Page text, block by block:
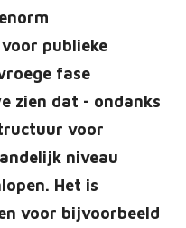
publieke
fase
zien dat - ondanks
voor
niveau
Het is
voor bijvoorbeeld